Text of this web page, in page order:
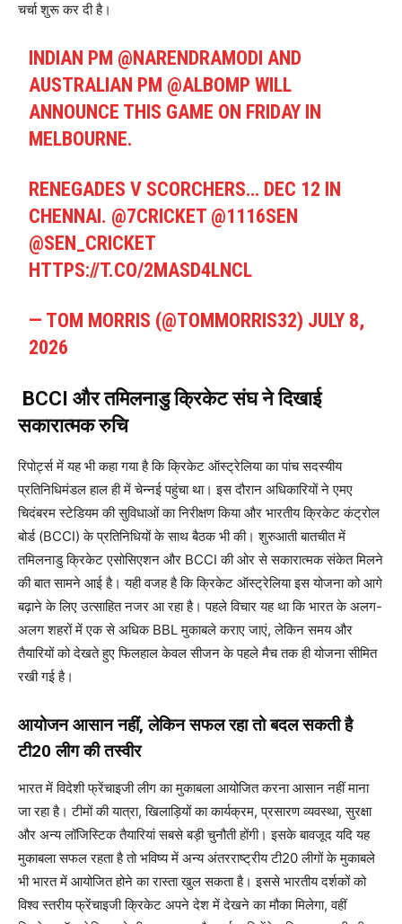
चर्चा शुरू कर दी है।
INDIAN PM @NARENDRAMODI AND
AUSTRALIAN PM @ALBOMP WILL
ANNOUNCE THIS GAME ON FRIDAY IN
MELBOURNE.
RENEGADES V SCORCHERS… DEC 12 IN
CHENNAI. @7CRICKET @1116SEN
@SEN_CRICKET
HTTPS://T.CO/2MASD4LNCL
— TOM MORRIS (@TOMMORRIS32) JULY 8,
2026
BCCI और तमिलनाडु क्रिकेट संघ ने दिखाई
सकारात्मक रुचि
रिपोर्ट्स में यह भी कहा गया है कि क्रिकेट ऑस्ट्रेलिया का पांच सदस्यीय
प्रतिनिधिमंडल हाल ही में चेन्नई पहुंचा था। इस दौरान अधिकारियों ने एमए
चिदंबरम स्टेडियम की सुविधाओं का निरीक्षण किया और भारतीय क्रिकेट कंट्रोल
बोर्ड (BCCI) के प्रतिनिधियों के साथ बैठक भी की। शुरुआती बातचीत में
तमिलनाडु क्रिकेट एसोसिएशन और BCCI की ओर से सकारात्मक संकेत मिलने
की बात सामने आई है। यही वजह है कि क्रिकेट ऑस्ट्रेलिया इस योजना को आगे
बढ़ाने के लिए उत्साहित नजर आ रहा है। पहले विचार यह था कि भारत के अलग-
अलग शहरों में एक से अधिक BBL मुकाबले कराए जाएं, लेकिन समय और
तैयारियों को देखते हुए फिलहाल केवल सीजन के पहले मैच तक ही योजना सीमित
रखी गई है।
आयोजन आसान नहीं, लेकिन सफल रहा तो बदल सकती है
टी20 लीग की तस्वीर
भारत में विदेशी फ्रेंचाइजी लीग का मुकाबला आयोजित करना आसान नहीं माना
जा रहा है। टीमों की यात्रा, खिलाड़ियों का कार्यक्रम, प्रसारण व्यवस्था, सुरक्षा
और अन्य लॉजिस्टिक तैयारियां सबसे बड़ी चुनौती होंगी। इसके बावजूद यदि यह
मुकाबला सफल रहता है तो भविष्य में अन्य अंतरराष्ट्रीय टी20 लीगों के मुकाबले
भी भारत में आयोजित होने का रास्ता खुल सकता है। इससे भारतीय दर्शकों को
विश्व स्तरीय फ्रेंचाइजी क्रिकेट अपने देश में देखने का मौका मिलेगा, वहीं